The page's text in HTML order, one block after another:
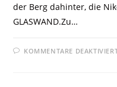
der Berg dahinter, die
GLASWAND.Zu…
KOMMENTARE